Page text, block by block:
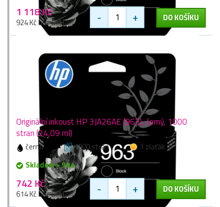
1 118 Kč
924 Kč bez DPH - + DO KOŠÍKU
Originální inkoust HP 3JA26AE (963), černý, 1000
stran (24,09 ml)
černá 1000 stran
1 zlaťák
Skladem > 9 ks
742 Kč
614 Kč bez DPH - + DO KOŠÍKU